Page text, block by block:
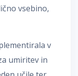
vsebino,
v
umiritev in